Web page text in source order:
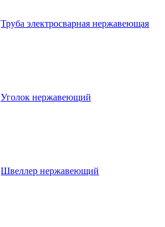
Труба электросварная нержавеющая
Уголок нержавеющий
Швеллер нержавеющий